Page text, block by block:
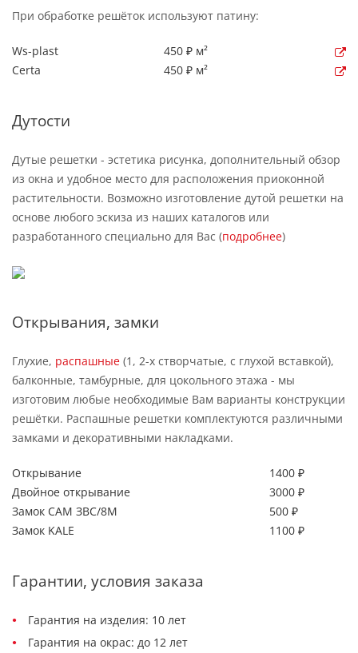
При обработке решёток используют патину:
Ws-plast
450 ₽ м²
Certa
450 ₽ м²
Дутости
Дутые решетки - эстетика рисунка, дополнительный обзор
из окна и удобное место для расположения приоконной
растительности. Возможно изготовление дутой решетки на
основе любого эскиза из наших каталогов или
разработанного специально для Вас (подробнее)
Открывания, замки
Глухие, распашные (1, 2-х створчатые, с глухой вставкой),
балконные, тамбурные, для цокольного этажа - мы
изготовим любые необходимые Вам варианты конструкции
решётки. Распашные решетки комплектуются различными
замками и декоративными накладками.
Открывание
1400 ₽
Двойное открывание
3000 ₽
Замок САМ ЗВС/8М
500 ₽
Замок KALE
1100 ₽
Гарантии, условия заказа
Гарантия на изделия: 10 лет
Гарантия на окрас: до 12 лет